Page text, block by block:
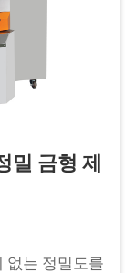
밀 금형 제
없는 정밀도를